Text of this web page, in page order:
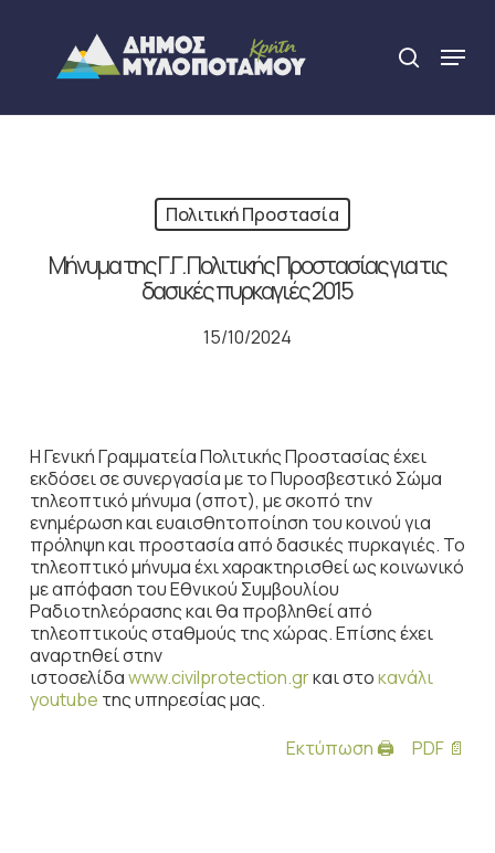
content
search
Menu
Πολιτική Προστασία
Μήνυμα της Γ.Γ. Πολιτικής Προστασίας για τις
δασικές πυρκαγιές 2015
15/10/2024
Η Γενική Γραμματεία Πολιτικής Προστασίας έχει
εκδόσει σε συνεργασία με το Πυροσβεστικό Σώμα
τηλεοπτικό μήνυμα (σποτ), με σκοπό την
ενημέρωση και ευαισθητοποίηση του κοινού για
πρόληψη και προστασία από δασικές πυρκαγιές. Το
τηλεοπτικό μήνυμα έχι χαρακτηρισθεί ως κοινωνικό
με απόφαση του Εθνικού Συμβουλίου
Ραδιοτηλεόρασης και θα προβληθεί από
τηλεοπτικούς σταθμούς της χώρας. Επίσης έχει
αναρτηθεί στην
ιστοσελίδαwww.civilprotection.grκαι στοκανάλι
youtube της υπηρεσίας μας.
Εκτύπωση 🖨
PDF 📄
Close